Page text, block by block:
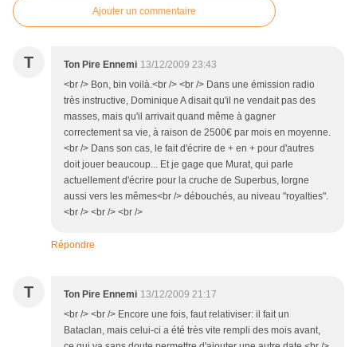
Ajouter un commentaire
T Ton Pire Ennemi 13/12/2009 23:43
<br /> Bon, bin voilà.<br /> <br /> Dans une émission radio
très instructive, Dominique A disait qu'il ne vendait pas des
masses, mais qu'il arrivait quand même à gagner
correctement sa vie, à raison de 2500€ par mois en moyenne.
<br /> Dans son cas, le fait d'écrire de + en + pour d'autres
doit jouer beaucoup... Et je gage que Murat, qui parle
actuellement d'écrire pour la cruche de Superbus, lorgne
aussi vers les mêmes<br /> débouchés, au niveau "royalties".
<br /> <br /> <br />
Répondre
T Ton Pire Ennemi 13/12/2009 21:17
<br /> <br /> Encore une fois, faut relativiser: il fait un
Bataclan, mais celui-ci a été très vite rempli des mois avant,